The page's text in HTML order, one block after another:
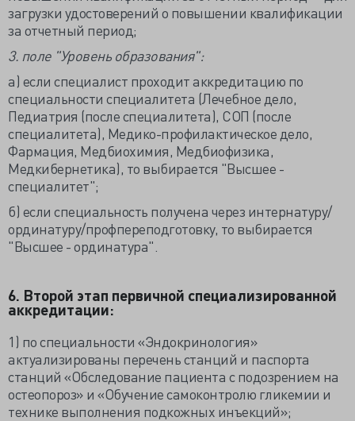
загрузки удостоверений о повышении квалификации
за отчетный период;
3. поле "Уровень образования":
а) если специалист проходит аккредитацию по
специальности специалитета (Лечебное дело,
Педиатрия (после специалитета), СОП (после
специалитета), Медико-профилактическое дело,
Фармация, Медбиохимия, Медбиофизика,
Медкибернетика), то выбирается "Высшее -
специалитет";
б) если специальность получена через интернатуру/
ординатуру/профпереподготовку, то выбирается
"Высшее - ординатура".
6. Второй этап первичной специализированной
аккредитации:
1) по специальности «Эндокринология»
актуализированы перечень станций и паспорта
станций «Обследование пациента с подозрением на
остеопороз» и «Обучение самоконтролю гликемии и
технике выполнения подкожных инъекций»;